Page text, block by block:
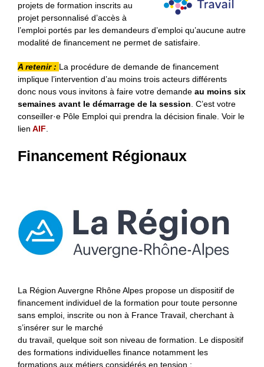
projets de formation inscrits au
projet personnalisé d’accès à
l’emploi portés par les demandeurs d’emploi qu’aucune autre
modalité de financement ne permet de satisfaire.
A retenir : La procédure de demande de financement
implique l’intervention d’au moins trois acteurs différents
donc nous vous invitons à faire votre demande au moins six
semaines avant le démarrage de la session. C’est votre
conseiller·e Pôle Emploi qui prendra la décision finale. Voir le
lien AIF.
Financement Régionaux
La Région Auvergne Rhône Alpes propose un dispositif de
financement individuel de la formation pour toute personne
sans emploi, inscrite ou non à France Travail, cherchant à
s’insérer sur le marché
du travail, quelque soit son niveau de formation. Le dispositif
des formations individuelles finance notamment les
formations aux métiers considérés en tension :